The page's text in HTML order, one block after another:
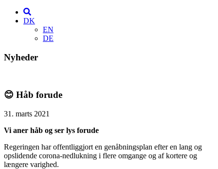
DK
EN
DE
Nyheder
😊 Håb forude
31. marts 2021
Vi aner håb og ser lys forude
Regeringen har offentliggjort en genåbningsplan efter en lang og
opslidende corona-nedlukning i flere omgange og af kortere og
længere varighed.